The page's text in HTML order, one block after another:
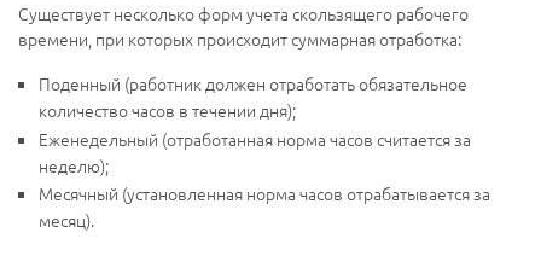
Существует несколько форм учета скользящего рабочего
времени, при которых происходит суммарная отработка:
Поденный (работник должен отработать обязательное
количество часов в течении дня);
Еженедельный (отработанная норма часов считается за
неделю);
Месячный (установленная норма часов отрабатывается за
месяц).